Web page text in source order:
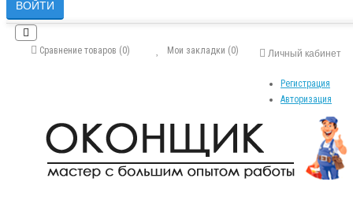
Личный кабинет
Регистрация
Авторизация
Мои закладки (0)
Сравнение товаров (0)